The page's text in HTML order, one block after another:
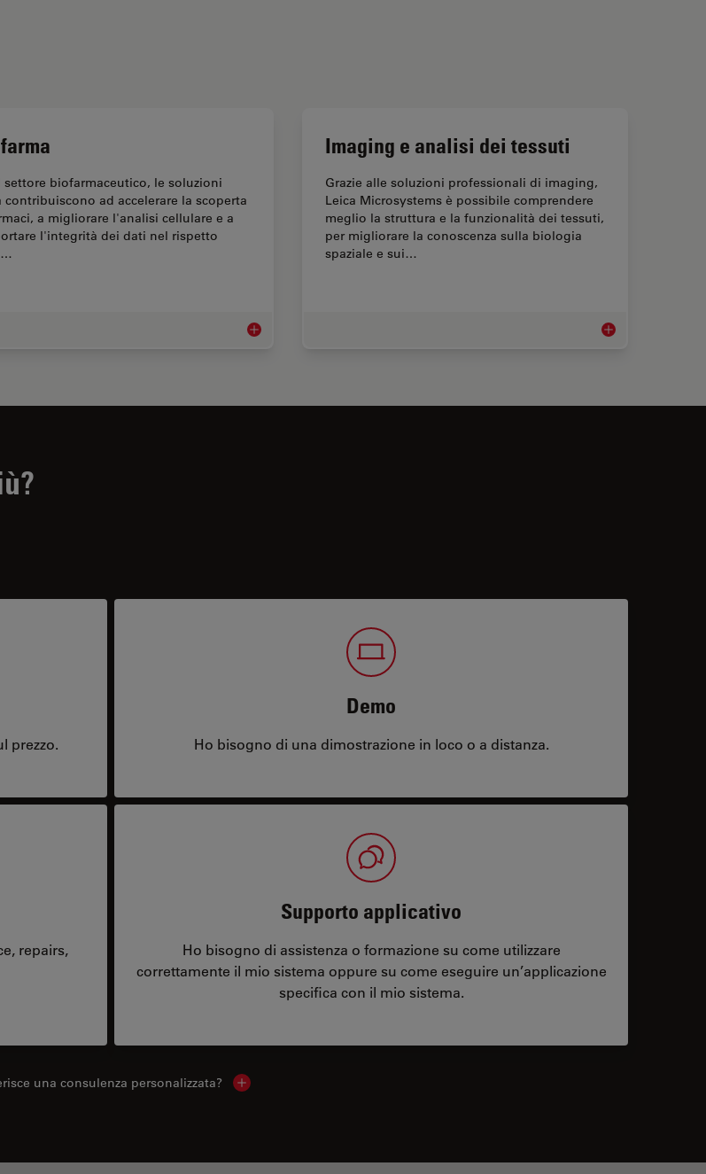
Life Sciences
settore biofarmaceutico, le soluzioni
contribuiscono ad accelerare la scoperta
a migliorare l'analisi cellulare e a
l'integrità dei dati nel rispetto
Biofarma
Imaging e analisi dei tessuti
Grazie alle soluzioni professionali di imaging,
Leica Microsystems è possibile comprendere
meglio la struttura e la funzionalità dei tessuti,
per migliorare la conoscenza sulla biologia
spaziale e sui…
Imaging e analisi
prezzo.
Demo
Ho bisogno di una dimostrazione in loco o a distanza.
repairs,
Supporto applicativo
Ho bisogno di assistenza o formazione su come utilizzare
correttamente il mio sistema oppure su come eseguire un’applicazione
specifica con il mio sistema.
una consulenza personalizzata? Show local contacts